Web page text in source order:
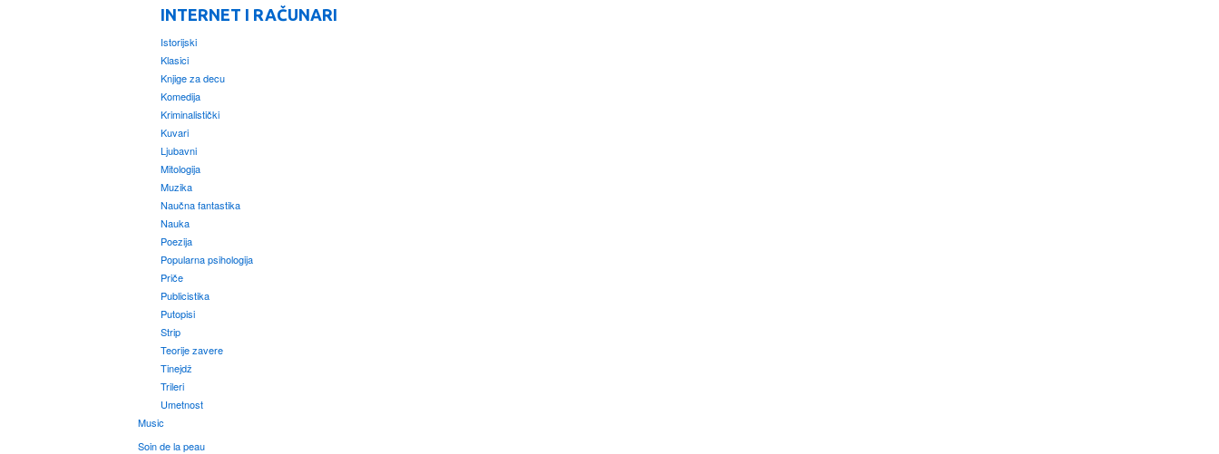
INTERNET I RAČUNARI
Istorijski
Klasici
Knjige za decu
Komedija
Kriminalistički
Kuvari
Ljubavni
Mitologija
Muzika
Naučna fantastika
Nauka
Poezija
Popularna psihologija
Priče
Publicistika
Putopisi
Strip
Teorije zavere
Tinejdž
Trileri
Umetnost
Music
Soin de la peau